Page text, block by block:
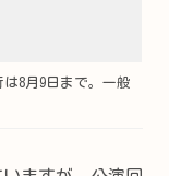
8月9日まで。一般